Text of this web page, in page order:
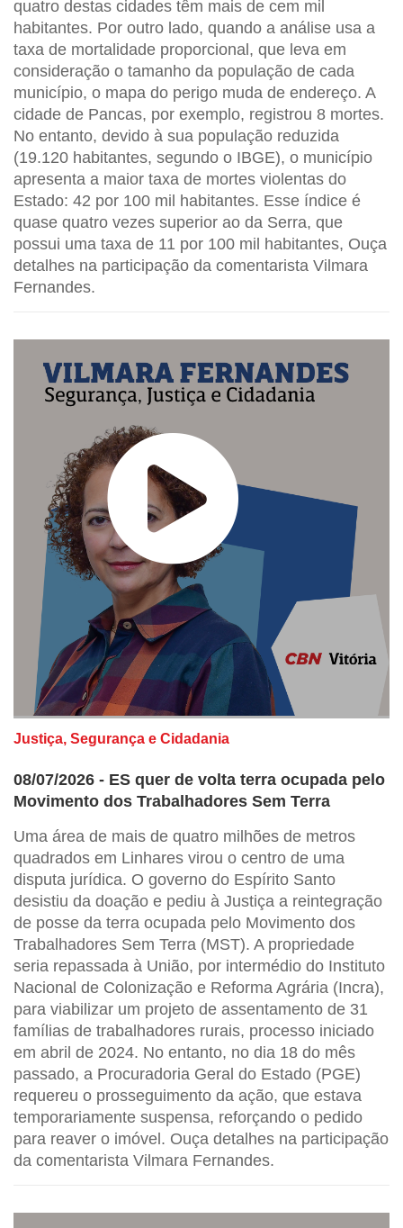
quatro destas cidades têm mais de cem mil
habitantes. Por outro lado, quando a análise usa a
taxa de mortalidade proporcional, que leva em
consideração o tamanho da população de cada
município, o mapa do perigo muda de endereço. A
cidade de Pancas, por exemplo, registrou 8 mortes.
No entanto, devido à sua população reduzida
(19.120 habitantes, segundo o IBGE), o município
apresenta a maior taxa de mortes violentas do
Estado: 42 por 100 mil habitantes. Esse índice é
quase quatro vezes superior ao da Serra, que
possui uma taxa de 11 por 100 mil habitantes, Ouça
detalhes na participação da comentarista Vilmara
Fernandes.
Justiça, Segurança e Cidadania
08/07/2026 - ES quer de volta terra ocupada pelo
Movimento dos Trabalhadores Sem Terra
Uma área de mais de quatro milhões de metros
quadrados em Linhares virou o centro de uma
disputa jurídica. O governo do Espírito Santo
desistiu da doação e pediu à Justiça a reintegração
de posse da terra ocupada pelo Movimento dos
Trabalhadores Sem Terra (MST). A propriedade
seria repassada à União, por intermédio do Instituto
Nacional de Colonização e Reforma Agrária (Incra),
para viabilizar um projeto de assentamento de 31
famílias de trabalhadores rurais, processo iniciado
em abril de 2024. No entanto, no dia 18 do mês
passado, a Procuradoria Geral do Estado (PGE)
requereu o prosseguimento da ação, que estava
temporariamente suspensa, reforçando o pedido
para reaver o imóvel. Ouça detalhes na participação
da comentarista Vilmara Fernandes.